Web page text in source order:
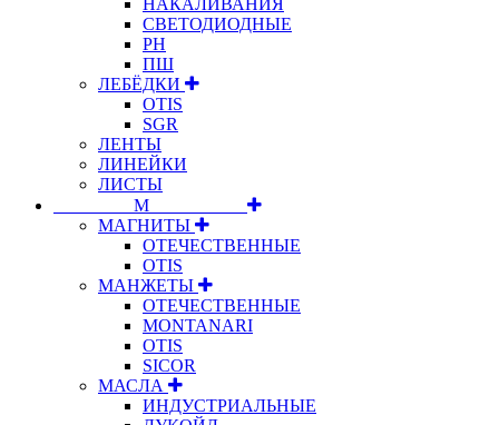
СВЕТОДИОДНЫЕ
РН
ПШ
ЛЕБЁДКИ
OTIS
SGR
ЛЕНТЫ
ЛИНЕЙКИ
ЛИСТЫ
⠀⠀⠀⠀⠀⠀М⠀⠀⠀⠀⠀⠀⠀
МАГНИТЫ
ОТЕЧЕСТВЕННЫЕ
OTIS
МАНЖЕТЫ
ОТЕЧЕСТВЕННЫЕ
MONTANARI
OTIS
SICOR
МАСЛА
ИНДУСТРИАЛЬНЫЕ